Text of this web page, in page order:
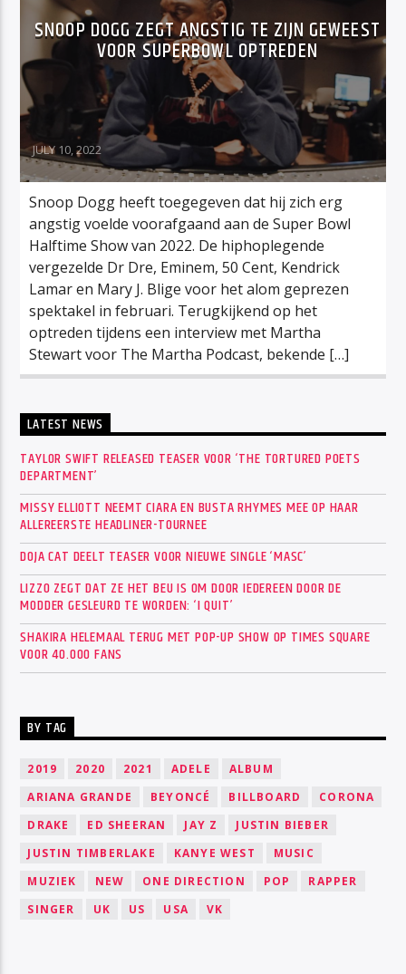
SNOOP DOGG ZEGT ANGSTIG TE ZIJN GEWEEST
VOOR SUPERBOWL OPTREDEN
JULY 10, 2022
Snoop Dogg heeft toegegeven dat hij zich erg
angstig voelde voorafgaand aan de Super Bowl
Halftime Show van 2022. De hiphoplegende
vergezelde Dr Dre, Eminem, 50 Cent, Kendrick
Lamar en Mary J. Blige voor het alom geprezen
spektakel in februari. Terugkijkend op het
optreden tijdens een interview met Martha
Stewart voor The Martha Podcast, bekende […]
LATEST NEWS
TAYLOR SWIFT RELEASED TEASER VOOR ‘THE TORTURED POETS
DEPARTMENT’
MISSY ELLIOTT NEEMT CIARA EN BUSTA RHYMES MEE OP HAAR
ALLEREERSTE HEADLINER-TOURNEE
DOJA CAT DEELT TEASER VOOR NIEUWE SINGLE ‘MASC’
LIZZO ZEGT DAT ZE HET BEU IS OM DOOR IEDEREEN DOOR DE
MODDER GESLEURD TE WORDEN: ‘I QUIT’
SHAKIRA HELEMAAL TERUG MET POP-UP SHOW OP TIMES SQUARE
VOOR 40.000 FANS
BY TAG
2019 2020 2021 ADELE
ALBUM
ARIANA GRANDE
BEYONCÉ BILLBOARD
CORONA
DRAKE
ED SHEERAN JAY Z
JUSTIN BIEBER
JUSTIN TIMBERLAKE
KANYE WEST
MUSIC
MUZIEK
NEW ONE DIRECTION POP
RAPPER
SINGER
UK US USA VK